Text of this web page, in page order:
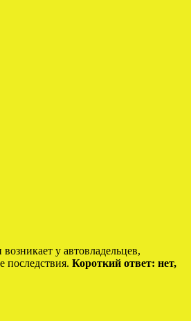
у автовладельцев,
последствия. Короткий ответ: нет,